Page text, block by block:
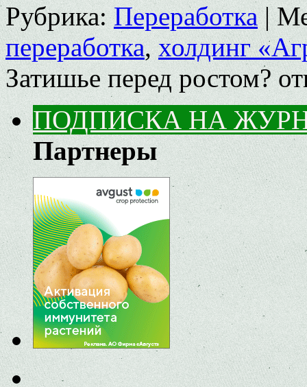
Рубрика: Переработка |
переработка,холдинг
Затишье перед ростом?
ПОДПИСКА НА
Партнеры